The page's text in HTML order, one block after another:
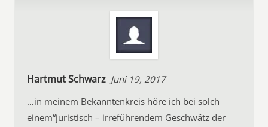
Hartmut Schwarz Juni 19, 2017
…in meinem Bekanntenkreis höre ich bei solch
einem“juristisch – irreführendem Geschwätz der